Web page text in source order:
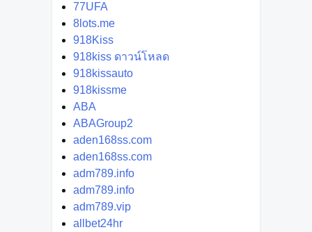
77UFA
8lots.me
918Kiss
918kiss ดาวน์โหลด
918kissauto
918kissme
ABA
ABAGroup2
aden168ss.com
aden168ss.com
adm789.info
adm789.info
adm789.vip
allbet24hr